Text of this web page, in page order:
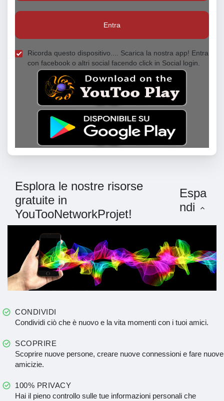
Entra
Ricorda questo dispositivo.... Scarica la nostra app! Entra
con facebook o altri social facendo click in Social login.
Esplora le nostre risorse
gratuite in
YouTooNetworkProjet!
Espa
ndi
CONDIVIDI
Condividi ciò che è nuovo e la vita momenti con i tuoi amici.
SCOPRIRE
Scoprire nuove persone, creare nuove connessioni e fare nuove
amicizie.
100% PRIVACY
Hai il pieno controllo sulle tue informazioni personali che